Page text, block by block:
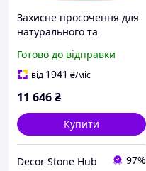
Захисне просочення для
натурального та
(10 л) TENAX
Готово до відправки
від 1941 ₴/міс
11 646₴
Купити
Decor Stone Hub 97%